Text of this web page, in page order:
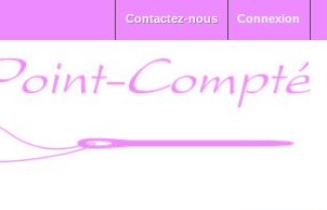
Connexion
Contactez-nous